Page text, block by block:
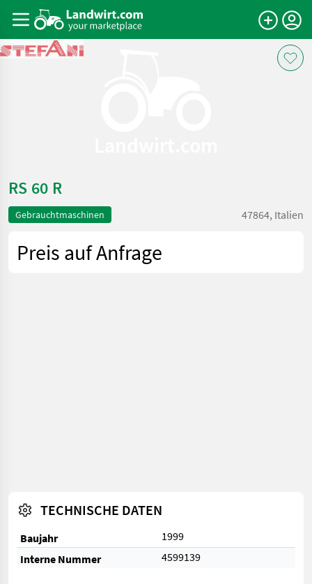
RS 60 R
Gebrauchtmaschinen 47864, Italien
Preis auf Anfrage
TECHNISCHE DATEN
Baujahr
1999
Interne Nummer
4599139